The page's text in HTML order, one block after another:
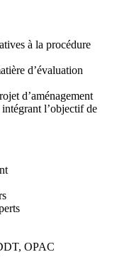
à la procédure
d’évaluation
d’aménagement
l’objectif de
OPAC